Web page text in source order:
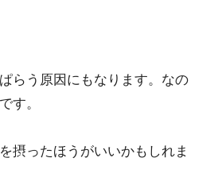
らう原因にもなります。なの
す。
摂ったほうがいいかもしれま